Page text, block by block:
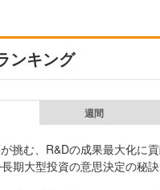
ンキング
週間
挑む、R&Dの成果最大化に
期大型投資の意思決定の秘